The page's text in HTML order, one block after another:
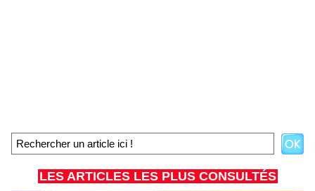
LES ARTICLES LES PLUS CONSULTÉS